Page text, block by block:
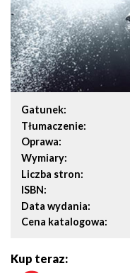
Gatunek
Tłumaczenie
Oprawa
Wymiary
Liczba stron
ISBN
Data wydania
Cena katalogowa
Kup teraz: